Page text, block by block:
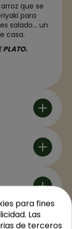
que se
para
salado... un
casa.
PLATO.
para fines
Las
de terceros